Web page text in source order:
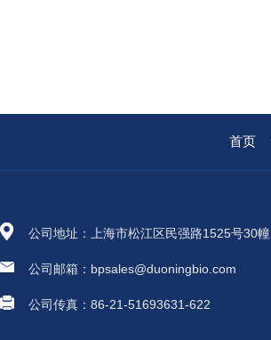
首页
公司地址：上海市松江区民强路1525号30幢
公司邮箱：bpsales@duoningbio.com
公司传真：86-21-51693631-622